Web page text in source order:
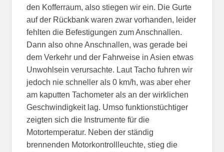
den Kofferraum, also stiegen wir ein. Die Gurte
auf der Rückbank waren zwar vorhanden, leider
fehlten die Befestigungen zum Anschnallen.
Dann also ohne Anschnallen, was gerade bei
dem Verkehr und der Fahrweise in Asien etwas
Unwohlsein verursachte. Laut Tacho fuhren wir
jedoch nie schneller als 0 km/h, was aber eher
am kaputten Tachometer als an der wirklichen
Geschwindigkeit lag. Umso funktionstüchtiger
zeigten sich die Instrumente für die
Motortemperatur. Neben der ständig
brennenden Motorkontrollleuchte, stieg die